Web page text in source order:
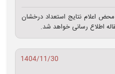
محض اعلام نتایج استعداد درخشان
1404/11/30